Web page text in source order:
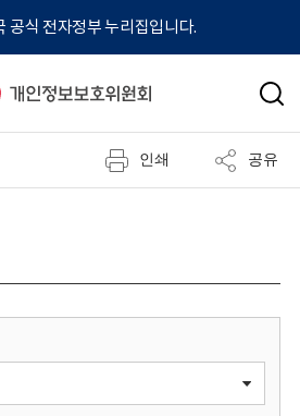
공식 전자정부 누리집입니다.
검
인쇄 공유